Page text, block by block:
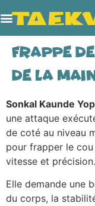
FRAPPE
DE LA
Sonkal Kaunde
une attaque
de coté au niveau
pour frapper le cou
vitesse et précision.
Elle demande une
du corps, la